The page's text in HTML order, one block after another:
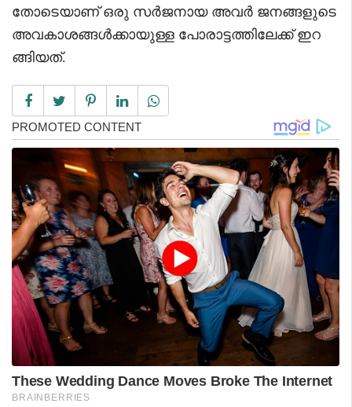
തോടെയാണ് ഒരു സർജനായ അവർ ജനങ്ങളുടെ
അവകാശങ്ങൾക്കായുള്ള പോരാട്ടത്തിലേക്ക് ഇറ
ങ്ങിയത്.